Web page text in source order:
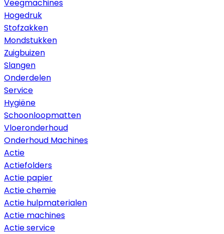
Veegmachines
Hogedruk
Stofzakken
Mondstukken
Zuigbuizen
Slangen
Onderdelen
Service
Hygiëne
Schoonloopmatten
Vloeronderhoud
Onderhoud Machines
Actie
Actiefolders
Actie papier
Actie chemie
Actie hulpmaterialen
Actie machines
Actie service